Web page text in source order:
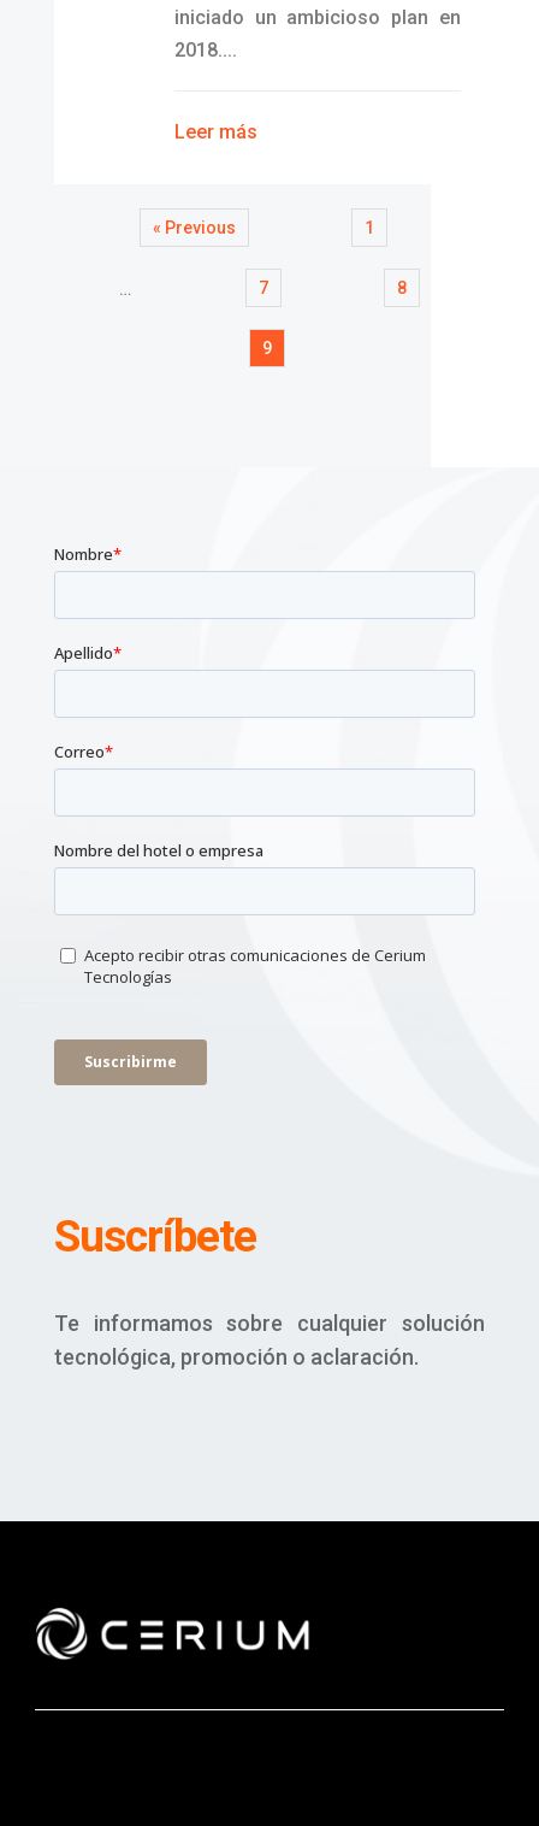
iniciado un ambicioso plan en
2018....
Leer más
« Previous 1
… 7 8
9
Suscríbete
Te informamos sobre cualquier solución
tecnológica, promoción o aclaración.